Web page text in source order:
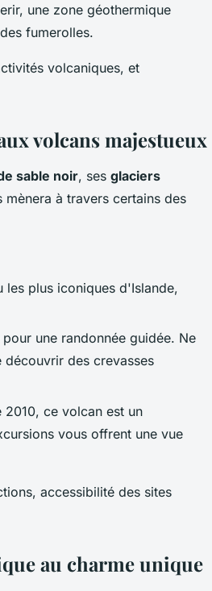
une zone géothermique
fumerolles.
volcaniques, et
volcans majestueux
sable noir, ses glaciers
à travers certains des
les plus iconiques d'Islande,
une randonnée guidée. Ne
découvrir des crevasses
ce volcan est un
vous offrent une vue
accessibilité des sites
au charme unique